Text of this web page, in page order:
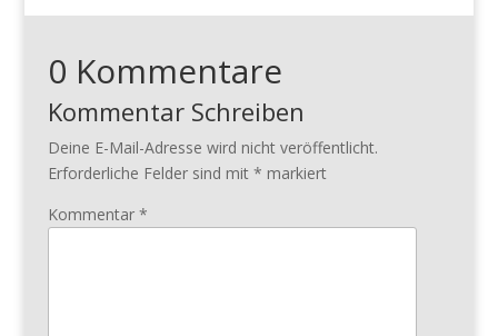
0 Kommentare
Kommentar Schreiben
Deine E-Mail-Adresse wird nicht veröffentlicht.
Erforderliche Felder sind mit * markiert
Kommentar *